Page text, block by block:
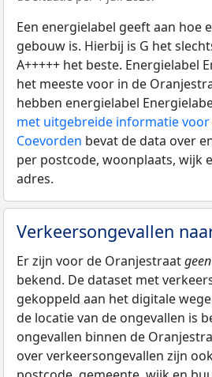
Een energielabel geeft aan hoe
gebouw is. Hierbij is G het
A+++++ het beste. Energielabel
het meeste voor in de
hebben energielabel
met uitgebreide informatie
Coevorden bevat de data over
per postcode, woonplaats, wijk
adres.
Verkeersongevallen
Er zijn voor de Oranjestraat
bekend. De dataset met
gekoppeld aan het digitale
de locatie van de ongevallen is
ongevallen binnen de
over verkeersongevallen zijn